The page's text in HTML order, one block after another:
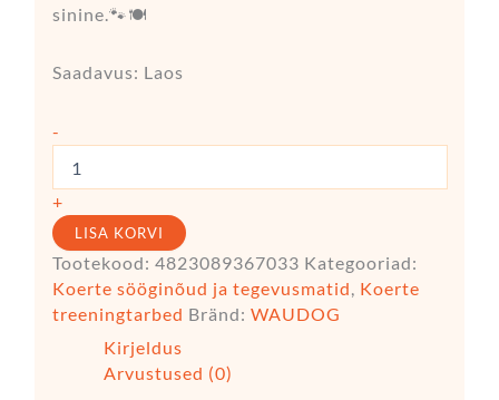
sinine.🐾🍽️
Saadavus: Laos
-
+
LISA KORVI
Tootekood: 4823089367033 Kategooriad:
Koerte sööginõud ja tegevusmatid, Koerte
treeningtarbed Bränd: WAUDOG
Kirjeldus
Arvustused (0)